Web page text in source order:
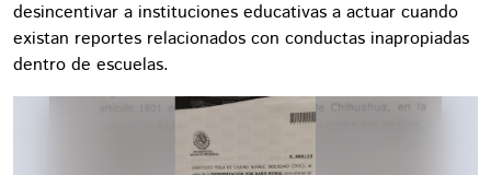
desincentivar a instituciones educativas a actuar cuando
existan reportes relacionados con conductas inapropiadas
dentro de escuelas.